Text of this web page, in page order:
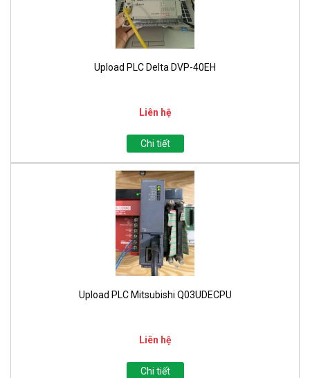
Upload PLC Delta DVP-40EH
Liên hệ
Chi tiết
Upload PLC Mitsubishi Q03UDECPU
Liên hệ
Chi tiết